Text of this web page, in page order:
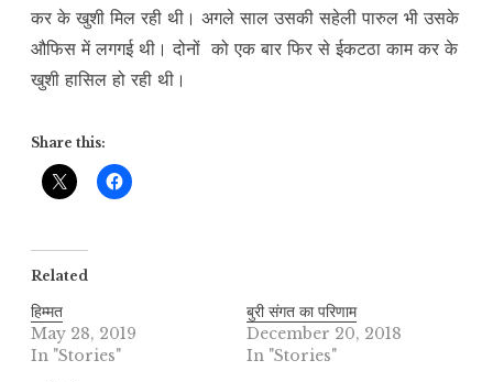
कर के खुशी मिल रही थी। अगले साल उसकी सहेली पारुल भी उसके
औफिस में लगगई थी। दोनों को एक बार फिर से ईकटठा काम कर के
खुशी हासिल हो रही थी।
Share this:
Related
हिम्मत
May 28, 2019
In "Stories"
बुरी संगत का परिणाम
December 20, 2018
In "Stories"